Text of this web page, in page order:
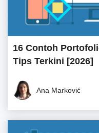
16 Contoh
Tips Terkini [2026]
Ana Marković